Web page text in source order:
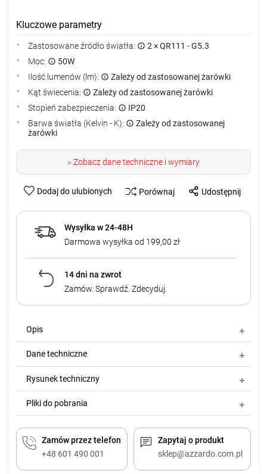
Kluczowe parametry
Zastosowane źródło światła:
2 × QR111 - G5.3
Moc:
50W
Ilość lumenów (lm):
Zależy od zastosowanej żarówki
Kąt świecenia:
Zależy od zastosowanej żarówki
Stopień zabezpieczenia:
IP20
Barwa światła (Kelvin - K):
Zależy od zastosowanej
żarówki
>Zobacz dane techniczne i wymiary
Dodaj do ulubionych Porównaj Udostępnij
Wysyłka w 24-48H
Darmowa wysyłka od 199,00 zł
14 dni na zwrot
Zamów. Sprawdź. Zdecyduj.
Opis
Dane techniczne
Rysunek techniczny
Pliki do pobrania
Zamów przez telefon
+48 601 490 001
Zapytaj o produkt
sklep@azzardo.com.pl